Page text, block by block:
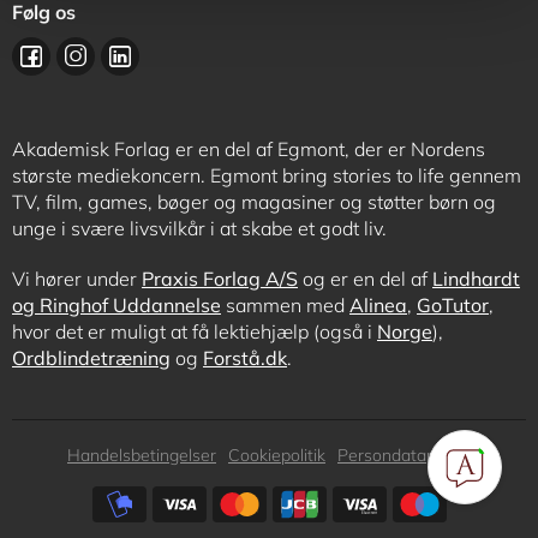
Følg os
Akademisk Forlag er en del af Egmont, der er Nordens
største mediekoncern. Egmont bring stories to life gennem
TV, film, games, bøger og magasiner og støtter børn og
unge i svære livsvilkår i at skabe et godt liv.
Vi hører under Praxis Forlag A/S og er en del af Lindhardt
og Ringhof Uddannelse sammen med Alinea, GoTutor,
hvor det er muligt at få lektiehjælp (også i Norge),
Ordblindetræning og Forstå.dk.
Subfooter
Handelsbetingelser Cookiepolitik
Persondatapolitik
Subfooter
payment